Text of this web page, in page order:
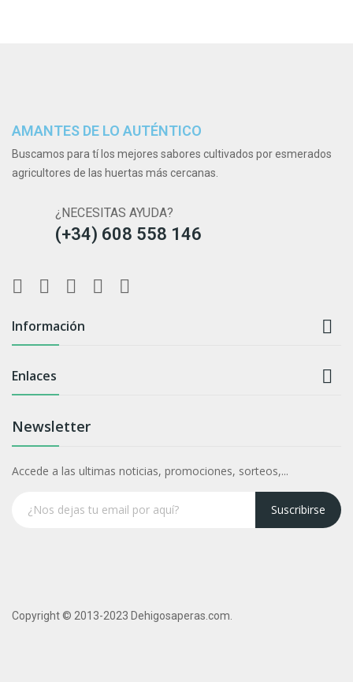
AMANTES DE LO AUTÉNTICO
Buscamos para tí los mejores sabores cultivados por esmerados
agricultores de las huertas más cercanas.
¿NECESITAS AYUDA?
(+34) 608 558 146
Información 
Enlaces 
Newsletter
Accede a las ultimas noticias, promociones, sorteos,...
Suscribirse
Copyright © 2013-2023 Dehigosaperas.com.